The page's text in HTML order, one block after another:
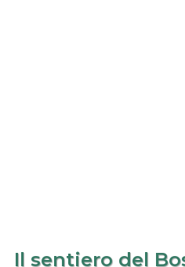
Il sentiero del